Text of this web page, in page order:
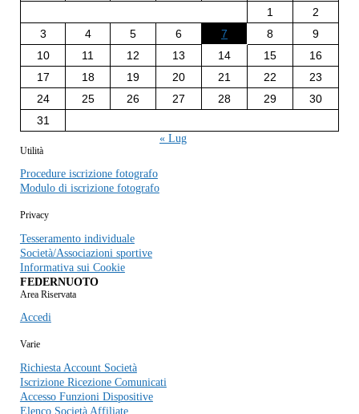
1
2
3
4 5 6 7 8
9
10
11 12 13 14 15
16
17
18 19 20 21 22
23
24
25 26 27 28 29
30
31
« Lug
Utilità
Procedure iscrizione fotografo
Modulo di iscrizione fotografo
Privacy
Tesseramento individuale
Società/Associazioni sportive
Informativa sui Cookie
FEDERNUOTO
Area Riservata
Accedi
Varie
Richiesta Account Società
Iscrizione Ricezione Comunicati
Accesso Funzioni Dispositive
Elenco Società Affiliate